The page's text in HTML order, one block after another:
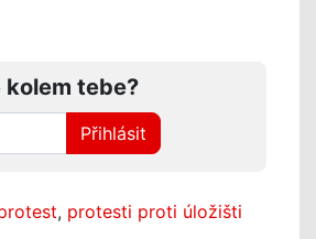
kolem tebe?
Přihlásit
, protesti proti úložišti